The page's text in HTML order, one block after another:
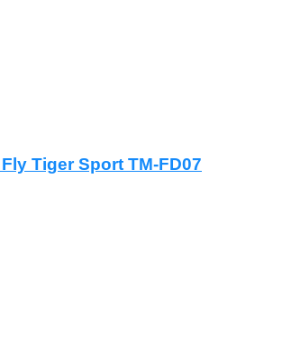
Tiger Sport TM-FD07